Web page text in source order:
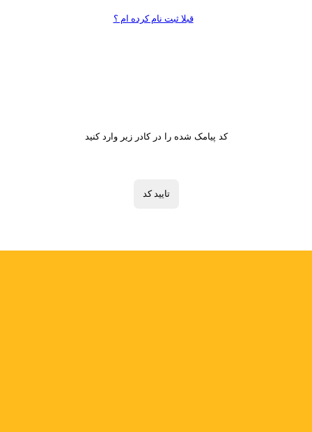
قبلا ثبت نام کرده ام ؟
کد پیامک شده را در کادر زیر وارد کنید
تایید کد